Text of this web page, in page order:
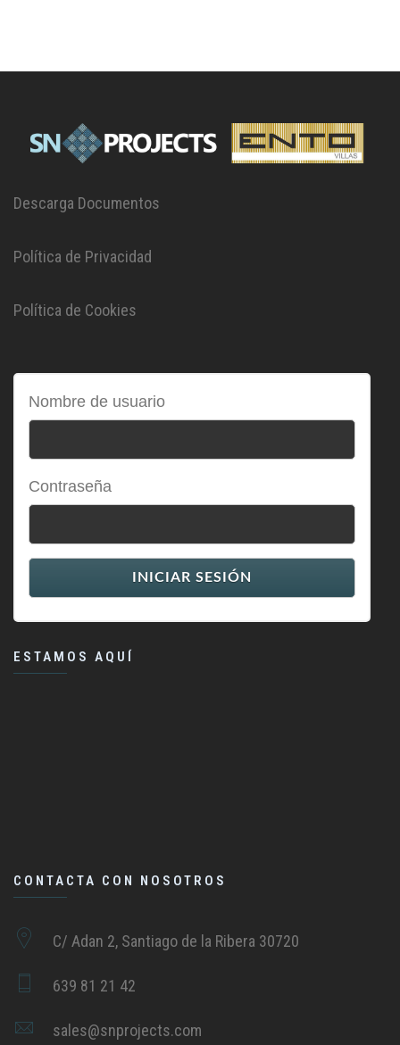
Descarga Documentos
Política de Privacidad
Política de Cookies
Nombre de usuario
Contraseña
ESTAMOS AQUÍ
CONTACTA CON NOSOTROS
C/ Adan 2, Santiago de la Ribera 30720
639 81 21 42
sales@snprojects.com